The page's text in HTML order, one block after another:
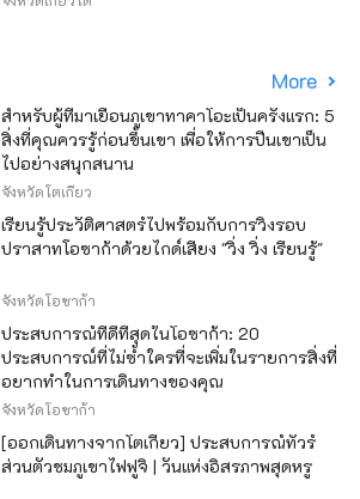
More
สำหรับผู้ที่มาเยือนภูเขาทาคาโอะเป็นครั้งแรก: 5
สิ่งที่คุณควรรู้ก่อนขึ้นเขา เพื่อให้การปีนเขาเป็น
ไปอย่างสนุกสนาน
จังหวัดโตเกียว
เรียนรู้ประวัติศาสตร์ไปพร้อมกับการวิ่งรอบ
ปราสาทโอซาก้าด้วยไกด์เสียง "วิ่ง วิ่ง เรียนรู้"
จังหวัดโอซาก้า
ประสบการณ์ที่ดีที่สุดในโอซาก้า: 20
ประสบการณ์ที่ไม่ซ้ำใครที่จะเพิ่มในรายการสิ่งที่
อยากทำในการเดินทางของคุณ
จังหวัดโอซาก้า
[ออกเดินทางจากโตเกียว] ประสบการณ์ทัวร์
ส่วนตัวชมภูเขาไฟฟูจิ | วันแห่งอิสรภาพสุดหรู